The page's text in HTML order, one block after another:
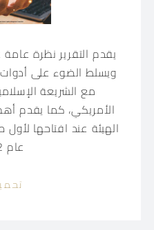
يقدم التقرير نظرة
ويسلط الضوء على أدوات
مع الشريعة
الأمريكي، كما يقدم
عام 2022.